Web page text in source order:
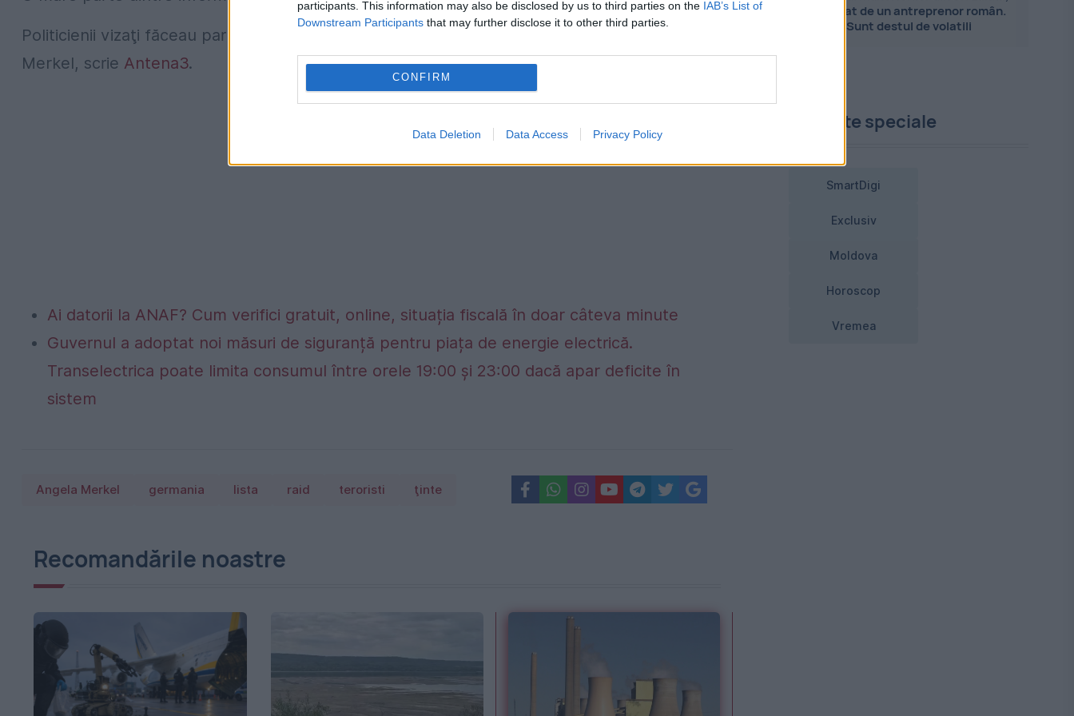
participants. This information may also be disclosed by us to third parties on the IAB’s List of
Downstream Participants that may further disclose it to other third parties.
CONFIRM
Data Deletion Data Access Privacy Policy
Politicienii vizaţi făceau parte din numeroase partide, inclusiv din cel al cancelarului Angela
Merkel, scrie Antena3.
Ai datorii la ANAF? Cum verifici gratuit, online, situația fiscală în doar câteva minute
Guvernul a adoptat noi măsuri de siguranță pentru piața de energie electrică.
Transelectrica poate limita consumul între orele 19:00 și 23:00 dacă apar deficite în
sistem
Angela Merkel germania lista raid teroristi ţinte
Recomandările noastre
explicat de un antreprenor român.
Sunt destul de volatili
Proiecte speciale
SmartDigi
Exclusiv
Moldova
Horoscop
Vremea